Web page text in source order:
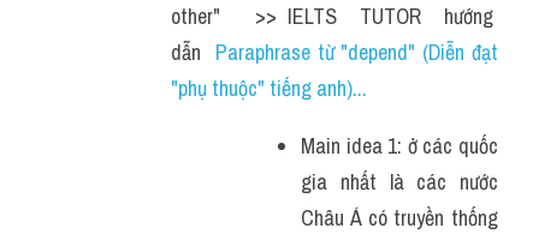
other"   >> IELTS  TUTOR  hướng
dẫn Paraphrase từ "depend" (Diễn đạt
"phụ thuộc" tiếng anh)...
Main idea 1: ở các quốc
gia nhất là các nước
Châu Á có truyền thống